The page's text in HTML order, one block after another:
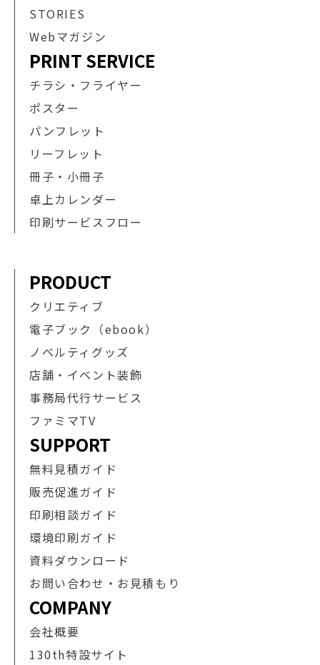
STORIES
Webマガジン
PRINT SERVICE
チラシ・フライヤー
ポスター
パンフレット
リーフレット
冊子・小冊子
卓上カレンダー
印刷サービスフロー
PRODUCT
クリエティブ
電子ブック（ebook）
ノベルティグッズ
店舗・イベント装飾
事務局代行サービス
ファミマTV
SUPPORT
無料見積ガイド
販売促進ガイド
印刷相談ガイド
環境印刷ガイド
資料ダウンロード
お問い合わせ・お見積もり
COMPANY
会社概要
130th特設サイト